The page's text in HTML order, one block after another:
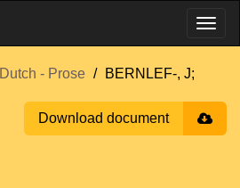
Dutch - Prose BERNLEF-, J;
Download document